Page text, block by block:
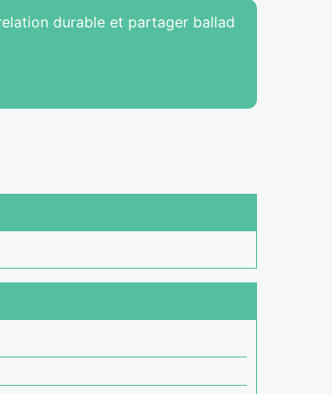
durable et partager ballad